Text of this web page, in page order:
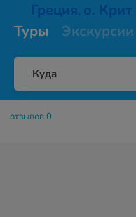
Греция, о. Крит
Туры
Экскурсии
Куда
отзывов 0